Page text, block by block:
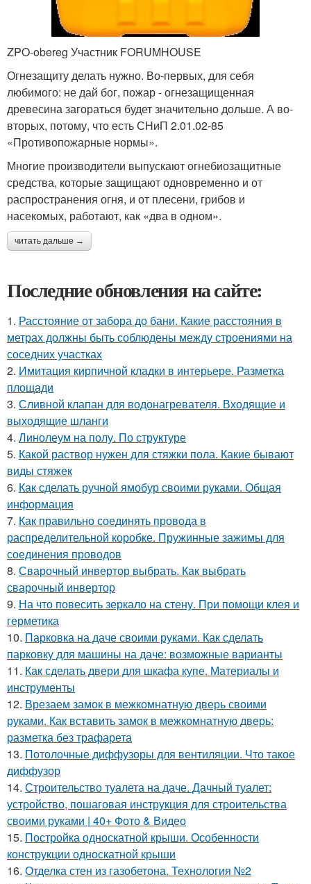
ZPO-obereg Участник FORUMHOUSE
Огнезащиту делать нужно. Во-первых, для себя
любимого: не дай бог, пожар - огнезащищенная
древесина загораться будет значительно дольше. А во-
вторых, потому, что есть СНиП 2.01.02-85
«Противопожарные нормы».
Многие производители выпускают огнебиозащитные
средства, которые защищают одновременно и от
распространения огня, и от плесени, грибов и
насекомых, работают, как «два в одном».
читать дальше →
Последние обновления на сайте:
1. Расстояние от забора до бани. Какие расстояния в
метрах должны быть соблюдены между строениями на
соседних участках
2. Имитация кирпичной кладки в интерьере. Разметка
площади
3. Сливной клапан для водонагревателя. Входящие и
выходящие шланги
4. Линолеум на полу. По структуре
5. Какой раствор нужен для стяжки пола. Какие бывают
виды стяжек
6. Как сделать ручной ямобур своими руками. Общая
информация
7. Как правильно соединять провода в
распределительной коробке. Пружинные зажимы для
соединения проводов
8. Сварочный инвертор выбрать. Как выбрать
сварочный инвертор
9. На что повесить зеркало на стену. При помощи клея и
герметика
10. Парковка на даче своими руками. Как сделать
парковку для машины на даче: возможные варианты
11. Как сделать двери для шкафа купе. Материалы и
инструменты
12. Врезаем замок в межкомнатную дверь своими
руками. Как вставить замок в межкомнатную дверь:
разметка без трафарета
13. Потолочные диффузоры для вентиляции. Что такое
диффузор
14. Строительство туалета на даче. Дачный туалет:
устройство, пошаговая инструкция для строительства
своими руками | 40+ Фото & Видео
15. Постройка односкатной крыши. Особенности
конструкции односкатной крыши
16. Отделка стен из газобетона. Технология №2